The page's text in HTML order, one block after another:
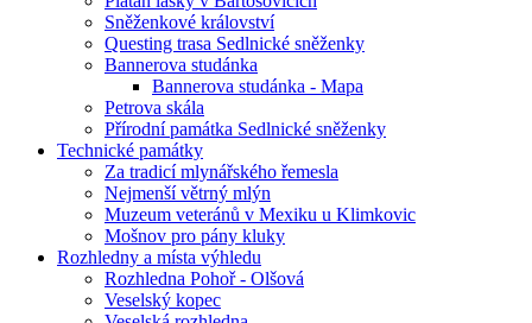
Sněženkové království
Questing trasa Sedlnické sněženky
Bannerova studánka
Bannerova studánka - Mapa
Petrova skála
Přírodní památka Sedlnické sněženky
Technické památky
Za tradicí mlynářského řemesla
Nejmenší větrný mlýn
Muzeum veteránů v Mexiku u Klimkovic
Mošnov pro pány kluky
Rozhledny a místa výhledu
Rozhledna Pohoř - Olšová
Veselský kopec